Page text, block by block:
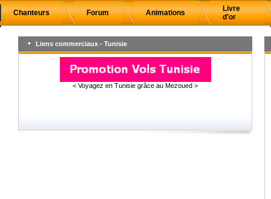
Chanteurs Forum Animations
Livre
d'or
Liens commerciaux - Tunisie
< Voyagez en Tunisie grâce au Mezoued >